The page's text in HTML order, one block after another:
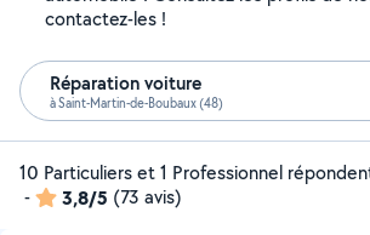
contactez-les !
Réparation voiture
à Saint-Martin-de-Boubaux (48)
10 Particuliers et 1 Professionnel
-
3,8/5 (73 avis)